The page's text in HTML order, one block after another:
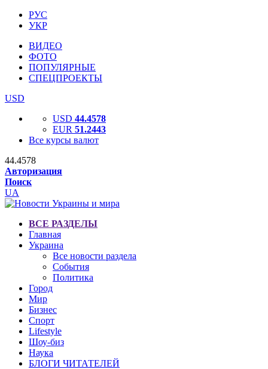
РУС
УКР
ВИДЕО
ФОТО
ПОПУЛЯРНЫЕ
СПЕЦПРОЕКТЫ
USD
USD 44.4578
EUR 51.2443
Все курсы валют
44.4578
Авторизация
Поиск
UA
ВСЕ РАЗДЕЛЫ
Главная
Украина
Все новости раздела
События
Политика
Город
Мир
Бизнес
Спорт
Lifestyle
Шоу-биз
Наука
БЛОГИ ЧИТАТЕЛЕЙ